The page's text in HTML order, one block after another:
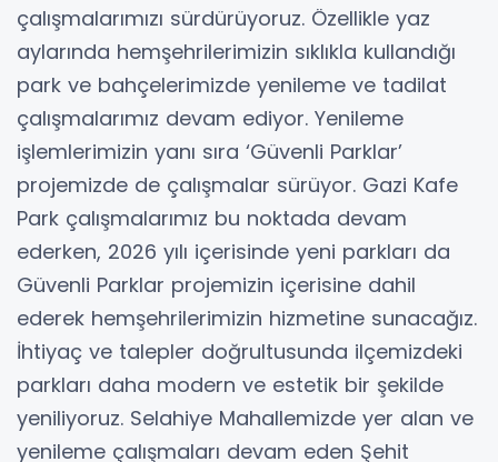
çalışmalarımızı sürdürüyoruz. Özellikle yaz
aylarında hemşehrilerimizin sıklıkla kullandığı
park ve bahçelerimizde yenileme ve tadilat
çalışmalarımız devam ediyor. Yenileme
işlemlerimizin yanı sıra ‘Güvenli Parklar’
projemizde de çalışmalar sürüyor. Gazi Kafe
Park çalışmalarımız bu noktada devam
ederken, 2026 yılı içerisinde yeni parkları da
Güvenli Parklar projemizin içerisine dahil
ederek hemşehrilerimizin hizmetine sunacağız.
İhtiyaç ve talepler doğrultusunda ilçemizdeki
parkları daha modern ve estetik bir şekilde
yeniliyoruz. Selahiye Mahallemizde yer alan ve
yenileme çalışmaları devam eden Şehit